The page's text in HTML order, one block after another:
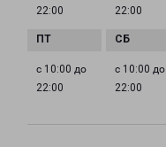
22:00
22:00
с 10:00 до
22:00
с 10:00 до
22:00